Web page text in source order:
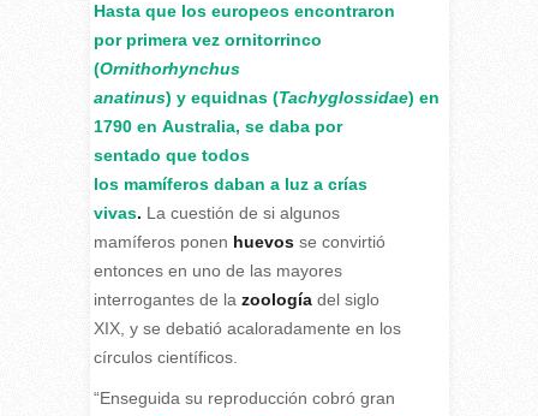
Hasta que los europeos encontraron
por primera vez ornitorrinco
(Ornithorhynchus
anatinus) y equidnas (Tachyglossidae) en
1790 en Australia, se daba por
sentado que todos
los mamíferos daban a luz a crías
vivas. La cuestión de si algunos
mamíferos ponen huevosse convirtió
entonces en uno de las mayores
interrogantes de la zoologíadel siglo
XIX, y se debatió acaloradamente en los
círculos científicos.
“Enseguida su reproducción cobró gran